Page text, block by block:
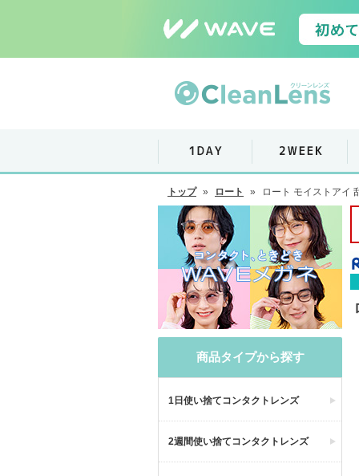
トップ » ロート » ロート モイストアイ
商品タイプから探す
1日使い捨てコンタクトレンズ
2週間使い捨てコンタクトレンズ